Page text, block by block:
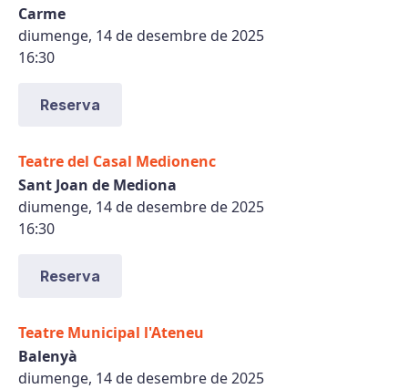
Carme
diumenge, 14 de desembre de 2025
16:30
Reserva
Teatre del Casal Medionenc
Sant Joan de Mediona
diumenge, 14 de desembre de 2025
16:30
Reserva
Teatre Municipal l'Ateneu
Balenyà
diumenge, 14 de desembre de 2025